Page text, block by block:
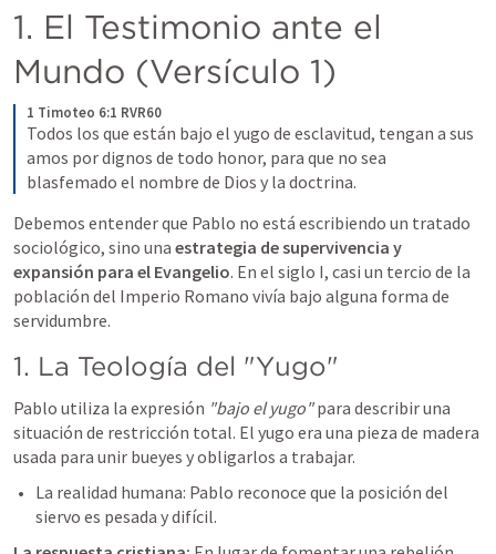
1. El Testimonio ante el
Mundo (Versículo 1)
1 Timoteo 6:1 RVR60
Todos los que están bajo el yugo de esclavitud, tengan a sus
amos por dignos de todo honor, para que no sea
blasfemado el nombre de Dios y la doctrina.
Debemos entender que Pablo no está escribiendo un tratado
sociológico, sino una estrategia de supervivencia y
expansión para el Evangelio. En el siglo I, casi un tercio de la
población del Imperio Romano vivía bajo alguna forma de
servidumbre.
1. La Teología del "Yugo"
Pablo utiliza la expresión "bajo el yugo" para describir una
situación de restricción total. El yugo era una pieza de madera
usada para unir bueyes y obligarlos a trabajar.
La realidad humana: Pablo reconoce que la posición del
siervo es pesada y difícil.